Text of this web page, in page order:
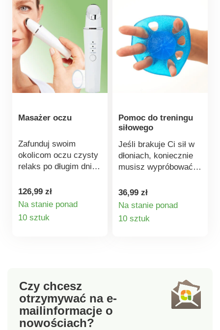
stopy są zdejmowane
i łatwe do
czyszczenia.
Doskonały relaks
dzięki masażowi i
wibracjom. Relaksuje
zmęczone stopy.
Wzmacnia i rozluźnia
mięśnie stóp.
krwi. Do wyboru 4
zdalnego sterowania i
zasilacz DC w
zestawie. Łatwy w
baterie AAA (brak w
zestawie).
Masażer oczu
Zafunduj swoim
okolicom oczu czysty
relaks po długim dniu:
rozluźnia mięśnie
oczu delikatnymi
wibracjami o wysokiej
częstotliwości i
zmniejszyć
opuchliznę, drobne
zmarszczki i cienie
pod oczami.
126,99 zł
Na stanie ponad
10 sztuk
Pomoc do treningu
siłowego
Jeśli brakuje Ci sił w
dłoniach, koniecznie
musisz wypróbować
Ćwiczenie z tym
przyrządem pomaga
wzmacniać i
rozciągać palce, a
36,99 zł
Na stanie ponad
10 sztuk
Czy chcesz
otrzymywać na e-
mailinformacje o
nowościach?